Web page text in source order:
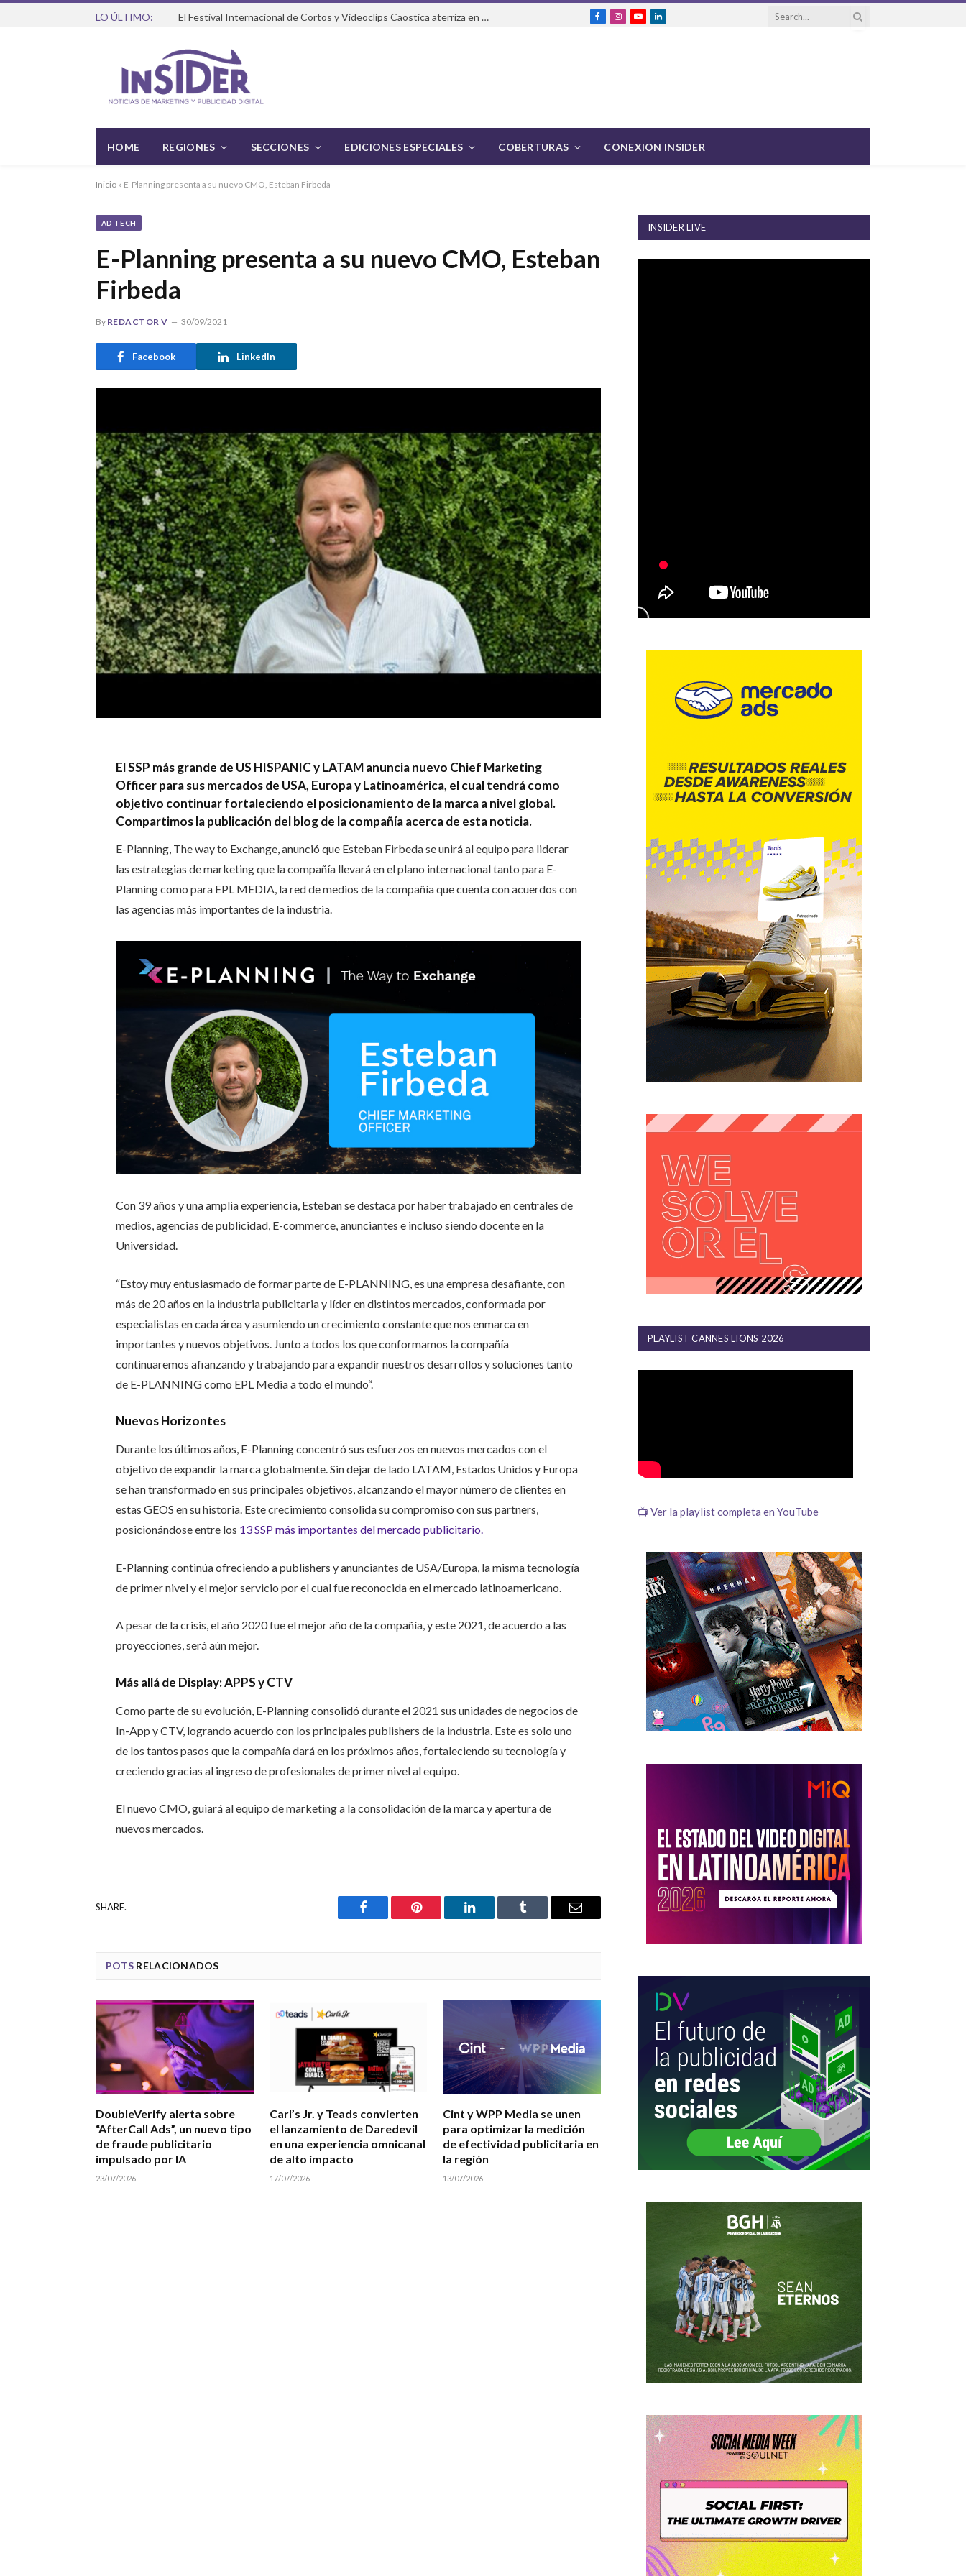
LO ÚLTIMO: El Festival Internacional de Cortos y Videoclips Caostica aterriza en Ciudad de México
FacebookInstagram
YouTubeLinkedIn
HOME REGIONES SECCIONES EDICIONES ESPECIALES COBERTURAS CONEXION INSIDER
Inicio » E-Planning presenta a su nuevo CMO, Esteban Firbeda
AD TECH
E-Planning presenta a su nuevo CMO, Esteban
Firbeda
By REDACTOR V 30/09/2021
Facebook LinkedIn
El SSP más grande de US HISPANIC y LATAM anuncia nuevo Chief Marketing
Officer para sus mercados de USA, Europa y Latinoamérica, el cual tendrá como
objetivo continuar fortaleciendo el posicionamiento de la marca a nivel global.
Compartimos la publicación del blog de la compañía acerca de esta noticia.
E-Planning, The way to Exchange, anunció que Esteban Firbeda se unirá al equipo para liderar
las estrategias de marketing que la compañía llevará en el plano internacional tanto para E-
Planning como para EPL MEDIA, la red de medios de la compañía que cuenta con acuerdos con
las agencias más importantes de la industria.
Con 39 años y una amplia experiencia, Esteban se destaca por haber trabajado en centrales de
medios, agencias de publicidad, E-commerce, anunciantes e incluso siendo docente en la
Universidad.
“Estoy muy entusiasmado de formar parte de E-PLANNING, es una empresa desafiante, con
más de 20 años en la industria publicitaria y líder en distintos mercados, conformada por
especialistas en cada área y asumiendo un crecimiento constante que nos enmarca en
importantes y nuevos objetivos. Junto a todos los que conformamos la compañía
continuaremos afianzando y trabajando para expandir nuestros desarrollos y soluciones tanto
de E-PLANNING como EPL Media a todo el mundo“.
Nuevos Horizontes
Durante los últimos años, E-Planning concentró sus esfuerzos en nuevos mercados con el
objetivo de expandir la marca globalmente. Sin dejar de lado LATAM, Estados Unidos y Europa
se han transformado en sus principales objetivos, alcanzando el mayor número de clientes en
estas GEOS en su historia. Este crecimiento consolida su compromiso con sus partners,
posicionándose entre los 13 SSP más importantes del mercado publicitario.
E-Planning continúa ofreciendo a publishers y anunciantes de USA/Europa, la misma tecnología
de primer nivel y el mejor servicio por el cual fue reconocida en el mercado latinoamericano.
A pesar de la crisis, el año 2020 fue el mejor año de la compañía, y este 2021, de acuerdo a las
proyecciones, será aún mejor.
Más allá de Display: APPS y CTV
Como parte de su evolución, E-Planning consolidó durante el 2021 sus unidades de negocios de
In-App y CTV, logrando acuerdo con los principales publishers de la industria. Este es solo uno
de los tantos pasos que la compañía dará en los próximos años, fortaleciendo su tecnología y
creciendo gracias al ingreso de profesionales de primer nivel al equipo.
El nuevo CMO, guiará al equipo de marketing a la consolidación de la marca y apertura de
nuevos mercados.
SHARE.
Facebook Pinterest LinkedIn Tumblr Email
POTS RELACIONADOS
DoubleVerify alerta sobre
“AfterCall Ads”, un nuevo tipo
de fraude publicitario
impulsado por IA
23/07/2026
Carl’s Jr. y Teads convierten
el lanzamiento de Daredevil
en una experiencia omnicanal
de alto impacto
17/07/2026
Cint y WPP Media se unen
para optimizar la medición
de efectividad publicitaria en
la región
13/07/2026
INSIDER LIVE
PLAYLIST CANNES LIONS 2026
📺 Ver la playlist completa en YouTube